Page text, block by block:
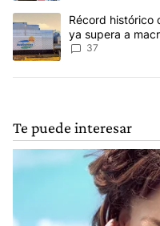
Un artículo de tendencia
Récord histórico
ya supera a
37